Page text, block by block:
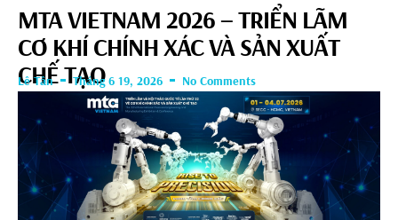
MTA VIETNAM 2026 – TRIỂN LÃM
CƠ KHÍ CHÍNH XÁC VÀ SẢN XUẤT
CHẾ TẠO
Lê Tân Tháng 6 19, 2026 No Comments